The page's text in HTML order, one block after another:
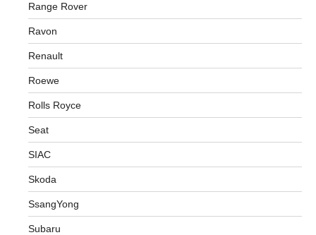
Range Rover
Ravon
Renault
Roewe
Rolls Royce
Seat
SIAC
Skoda
SsangYong
Subaru